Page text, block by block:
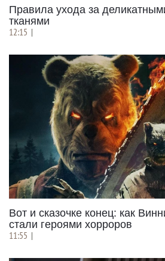
Правила ухода за
тканями
12:15 |
Вот и сказочке конец: как
стали героями хорроров
11:55 |